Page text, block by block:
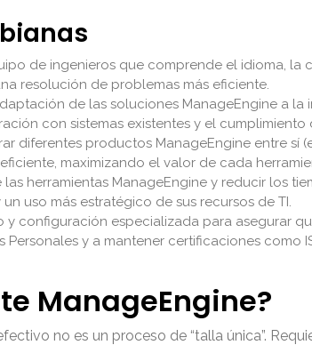
de ingenieros que comprende el idioma, la
resolución de problemas más eficiente.
de las soluciones ManageEngine a la
con sistemas existentes y el cumplimiento
diferentes productos ManageEngine entre sí
maximizando el valor de cada
herramientas ManageEngine y reducir los
uso más estratégico de sus recursos de TI.
y configuración especializada para asegurar
y a mantener certificaciones como
ManageEngine?
no es un proceso de “talla única”.